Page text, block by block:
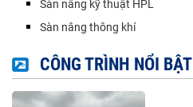
Sàn nâng kỹ thuật HPL
Sàn nâng thông khí
CÔNG TRÌNH NỔI BẬT